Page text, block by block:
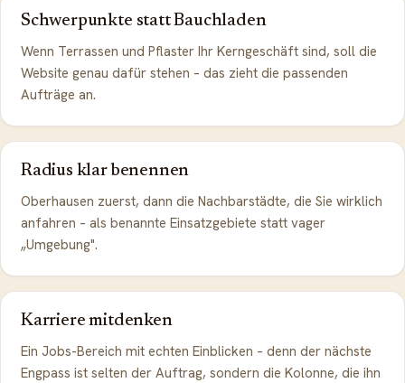
Schwerpunkte statt Bauchladen
Wenn Terrassen und Pflaster Ihr Kerngeschäft sind, soll die
Website genau dafür stehen – das zieht die passenden
Aufträge an.
Radius klar benennen
Oberhausen zuerst, dann die Nachbarstädte, die Sie wirklich
anfahren – als benannte Einsatzgebiete statt vager
„Umgebung".
Karriere mitdenken
Ein Jobs-Bereich mit echten Einblicken – denn der nächste
Engpass ist selten der Auftrag, sondern die Kolonne, die ihn